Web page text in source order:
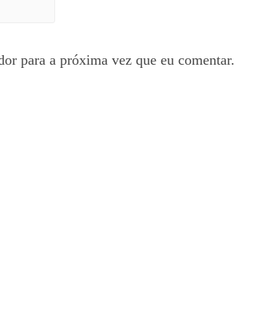
para a próxima vez que eu comentar.